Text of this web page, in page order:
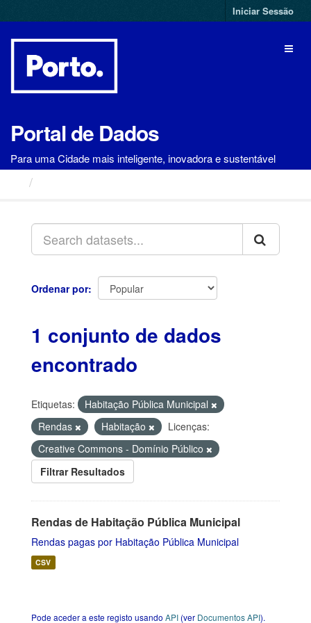
para
Iniciar Sessão
Portal de Dados
Para uma Cidade mais inteligente, inovadora e sustentável
Ordenar por
1 conjunto de dados
encontrado
Etiquetas:
Habitação Pública Municipal
Rendas
Habitação
Licenças:
Creative Commons - Domínio Público
Filtrar Resultados
Rendas de Habitação Pública Municipal
Rendas pagas por Habitação Pública Municipal
CSV
Pode aceder a este registo usando API(ver Documentos API).